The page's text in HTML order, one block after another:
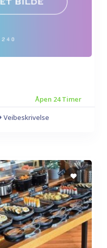
Åpen 24 Timer
Veibeskrivelse